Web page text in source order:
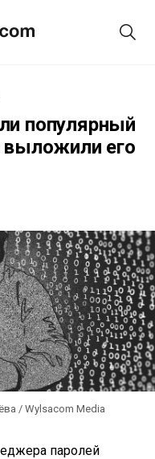
популярный
его
/ Wylsacom Media
паролей